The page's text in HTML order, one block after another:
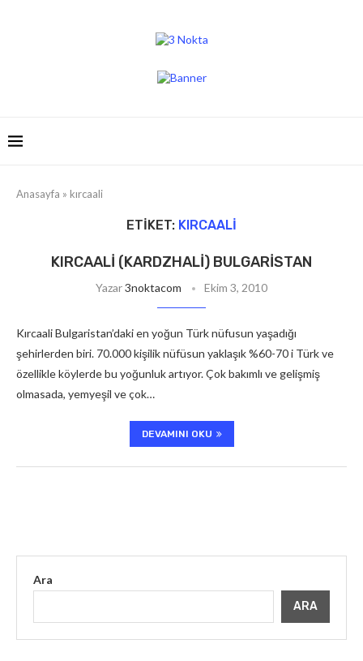
Anasayfa » kırcaali
ETIKET: KIRCAALI
KIRCAALI (KARDZHALI) BULGARISTAN
Yazar3noktacom Ekim 3, 2010
Kırcaali Bulgaristan’daki en yoğun Türk nüfusun yaşadığı
şehirlerden biri. 70.000 kişilik nüfüsun yaklaşık %60-70 i Türk ve
özellikle köylerde bu yoğunluk artıyor. Çok bakımlı ve gelişmiş
olmasada, yemyeşil ve çok…
DEVAMINI OKU
Ara
ARA